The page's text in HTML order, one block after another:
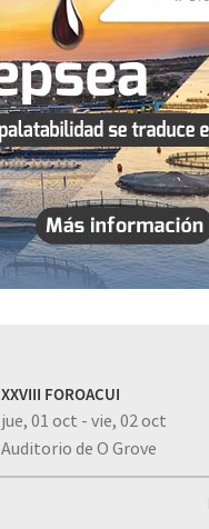
XXVIII FOROACUI
jue, 01 oct - vie, 02 oct
Auditorio de O Grove